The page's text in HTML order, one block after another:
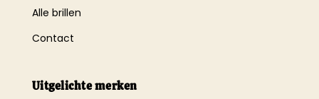
Alle brillen
Contact
Uitgelichte merken